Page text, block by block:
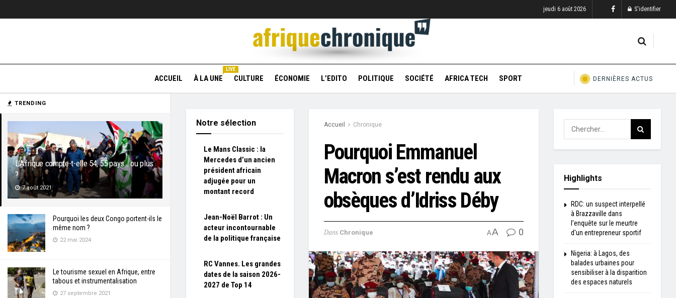
TRENDING
L’Afrique compte-t-elle 54, 55 pays… ou plus
?
7 août 2021
Pourquoi les deux Congo portent-ils le
même nom ?
22 mai 2024
Le tourisme sexuel en Afrique, entre
tabous et instrumentalisation
27 septembre 2021
jeudi 6 août 2026 S'identifier
ACCUEIL À LA UNE
LIVE
CULTURE ÉCONOMIE L’EDITO POLITIQUE SOCIÉTÉ AFRICA TECH SPORT DERNIÈRES ACTUS
Accueil Chronique
Pourquoi Emmanuel
Macron s’est rendu aux
obsèques d’Idriss Déby
Dans Chronique AA 0
Notre sélection
Le Mans Classic : la
Mercedes d’un ancien
président africain
adjugée pour un
montant record
Jean-Noël Barrot : Un
acteur incontournable
de la politique française
RC Vannes. Les grandes
dates de la saison 2026-
2027 de Top 14
Highlights
RDC: un suspect interpellé
à Brazzaville dans
l’enquête sur le meurtre
d'un entrepreneur sportif
Nigeria: à Lagos, des
balades urbaines pour
sensibiliser à la disparition
des espaces naturels